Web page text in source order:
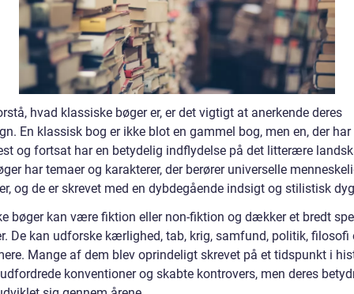
hvad klassiske bøger er, er det vigtigt at anerkende deres
En klassisk bog er ikke blot en gammel bog, men en, der
og fortsat har en betydelig indflydelse på det litterære
har temaer og karakterer, der berører universelle
og de er skrevet med en dybdegående indsigt og stilistisk
bøger kan være fiktion eller non-fiktion og dækker et bredt
De kan udforske kærlighed, tab, krig, samfund, politik, filosofi
Mange af dem blev oprindeligt skrevet på et tidspunkt i
konventioner og skabte kontrovers, men deres